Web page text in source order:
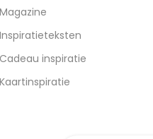
Magazine
Inspiratieteksten
Cadeau inspiratie
Kaartinspiratie